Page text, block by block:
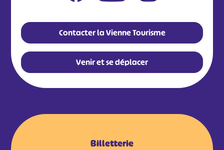
Contacter la Vienne Tourisme
Venir et se déplacer
Billetterie